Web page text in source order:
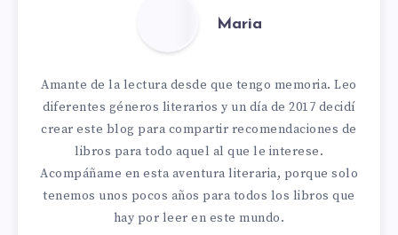
Maria
Amante de la lectura desde que tengo memoria. Leo
diferentes géneros literarios y un día de 2017 decidí
crear este blog para compartir recomendaciones de
libros para todo aquel al que le interese.
Acompáñame en esta aventura literaria, porque solo
tenemos unos pocos años para todos los libros que
hay por leer en este mundo.